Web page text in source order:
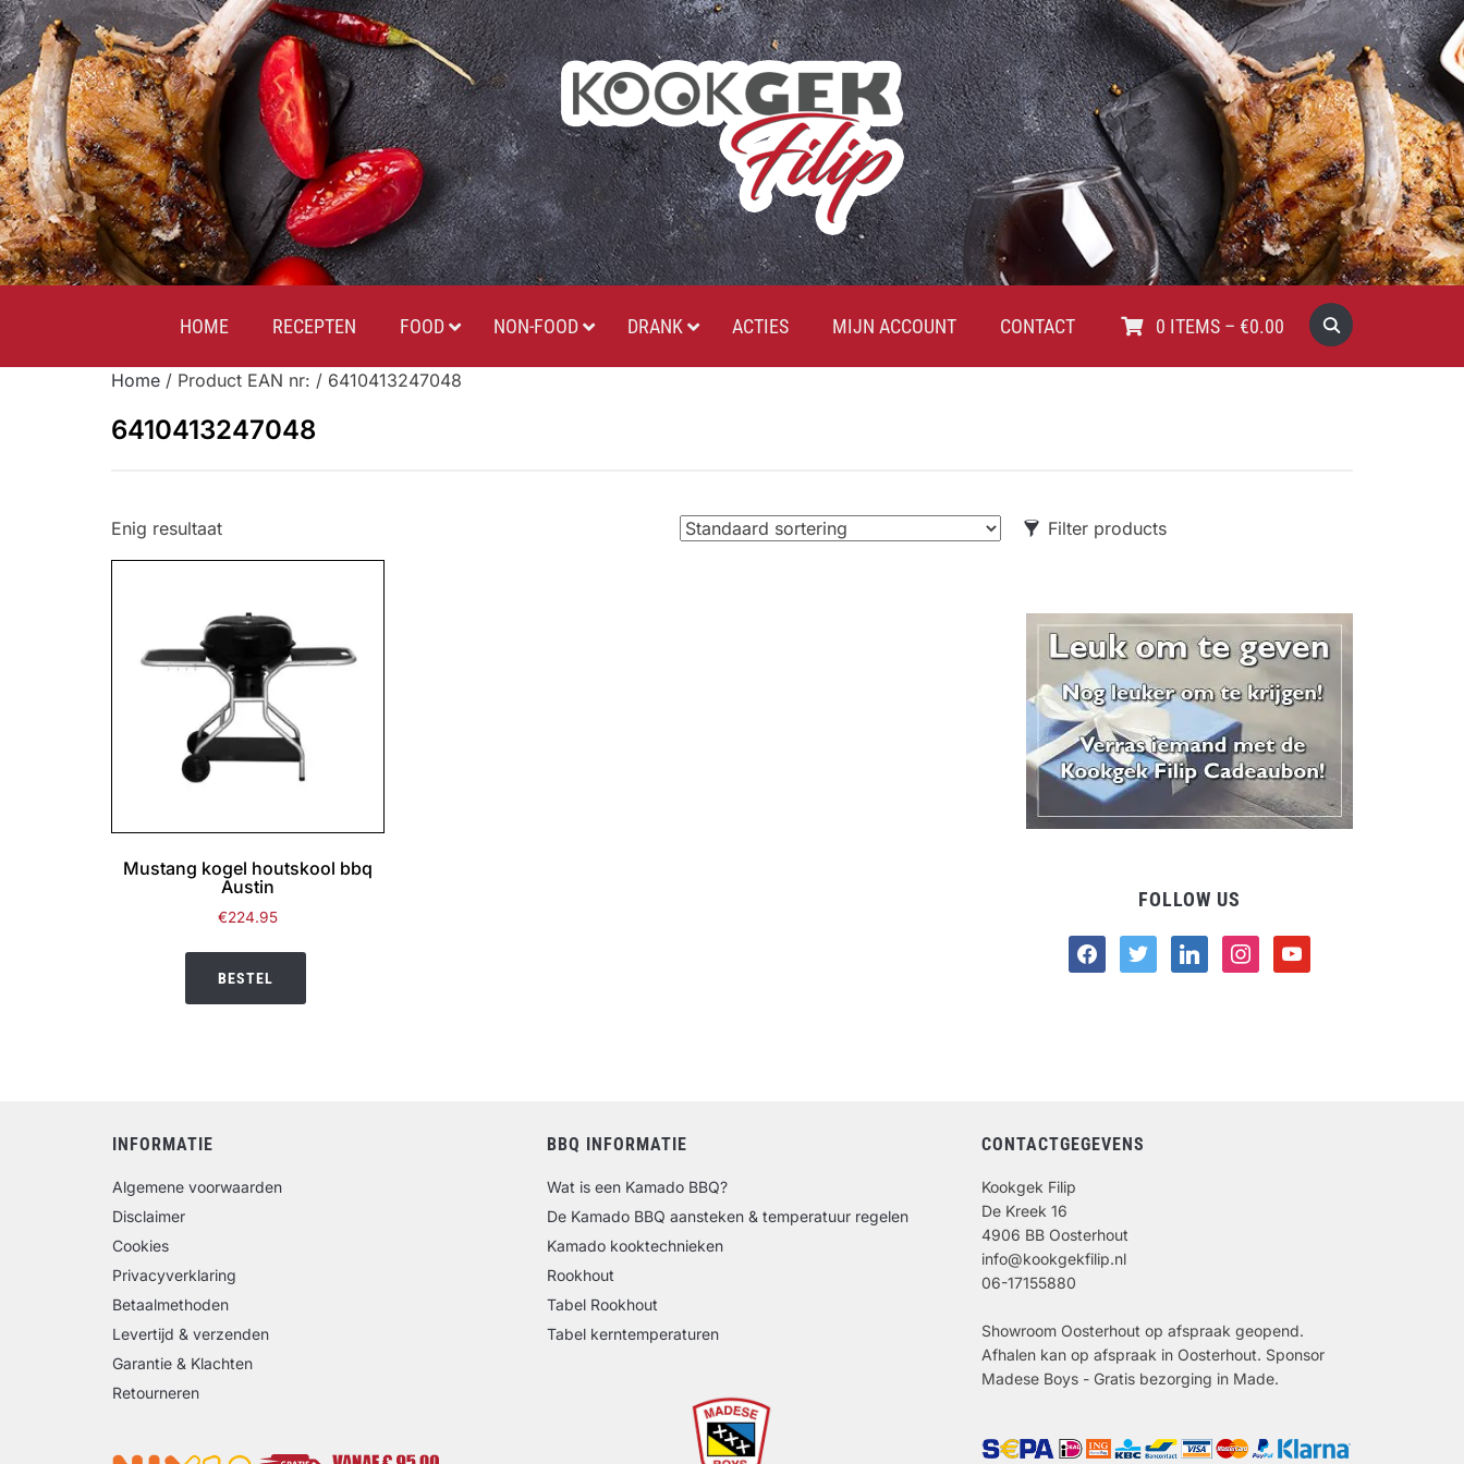
HOME RECEPTEN FOOD NON-FOOD DRANK ACTIES MIJN ACCOUNT CONTACT 0 ITEMS – €0.00
Home / Product EAN nr: / 6410413247048
6410413247048
Filter products
Food
Drank
Non-food
FOLLOW US
facebooktwitter linkedininstagramyoutube
Enig resultaat
Mustang kogel houtskool bbq
Austin
€224.95
BESTEL
INFORMATIE
Algemene voorwaarden
Disclaimer
Cookies
Privacyverklaring
Betaalmethoden
Levertijd & verzenden
Garantie & Klachten
Retourneren
BBQ INFORMATIE
Wat is een Kamado BBQ?
De Kamado BBQ aansteken & temperatuur regelen
Kamado kooktechnieken
Rookhout
Tabel Rookhout
Tabel kerntemperaturen
CONTACTGEGEVENS
Kookgek Filip
De Kreek 16
4906 BB Oosterhout
info@kookgekfilip.nl
06-17155880
Showroom Oosterhout op afspraak geopend.
Afhalen kan op afspraak in Oosterhout. Sponsor
Madese Boys - Gratis bezorging in Made.